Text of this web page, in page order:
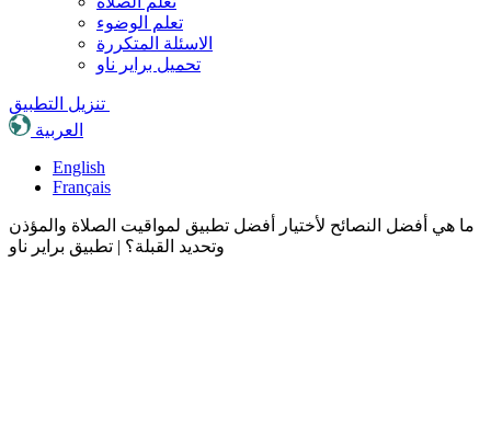
تعلم الوضوء
الاسئلة المتكررة
تحميل براير ناو
العربية
English
Français
ما هي أفضل النصائح لأختيار أفضل تطبيق لمواقيت الصلاة والمؤذن
وتحديد القبلة؟ | تطبيق براير ناو